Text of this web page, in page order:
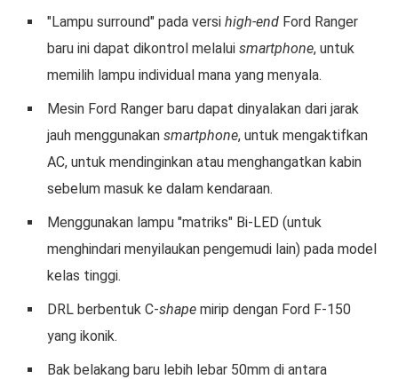
"Lampu surround" pada versi high-endFord Ranger
baru ini dapat dikontrol melalui smartphone, untuk
memilih lampu individual mana yang menyala.
Mesin Ford Ranger baru dapat dinyalakan dari jarak
jauh menggunakan smartphone, untuk mengaktifkan
AC, untuk mendinginkan atau menghangatkan kabin
sebelum masuk ke dalam kendaraan.
Menggunakan lampu "matriks" Bi-LED (untuk
menghindari menyilaukan pengemudi lain) pada model
kelas tinggi.
DRL berbentuk C-shapemirip dengan Ford F-150
yang ikonik.
Bak belakang baru lebih lebar 50mm di antara